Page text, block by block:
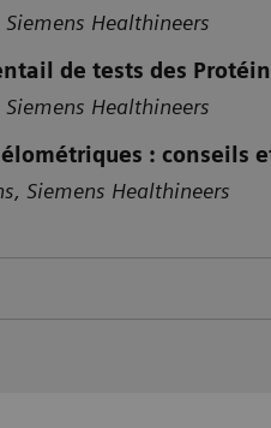
Healthineers
de tests des
Healthineers
: conseils
Siemens Healthineers